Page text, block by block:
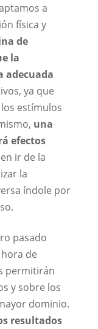
a
física y
de
la
adecuada
ya que
estímulos
una
efectos
ir de la
la
índole por
pasado
de
permitirán
y sobre los
dominio.
resultados